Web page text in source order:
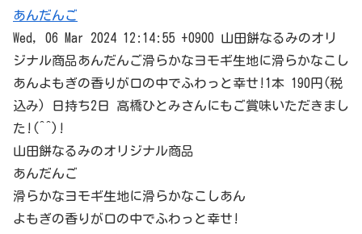
あんだんご
Wed, 06 Mar 2024 12:14:55 +0900 山田餅なるみのオリ
ジナル商品あんだんご滑らかなヨモギ生地に滑らかなこし
あんよもぎの香りが口の中でふわっと幸せ!1本 190円(税
込み) 日持ち2日 高橋ひとみさんにもご賞味いただきまし
た!(^^)!
山田餅なるみのオリジナル商品
あんだんご
滑らかなヨモギ生地に滑らかなこしあん
よもぎの香りが口の中でふわっと幸せ!